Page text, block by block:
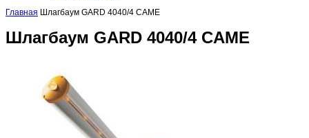
Главная Шлагбаум GARD 4040/4 CAME
Шлагбаум GARD 4040/4 CAME